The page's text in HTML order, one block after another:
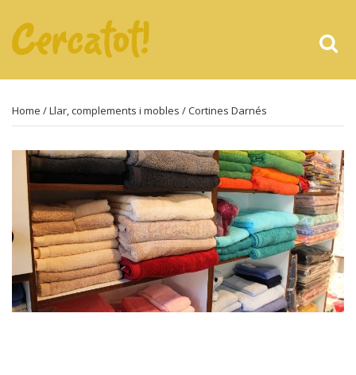
Home /Llar, complements i mobles / Cortines Darnés